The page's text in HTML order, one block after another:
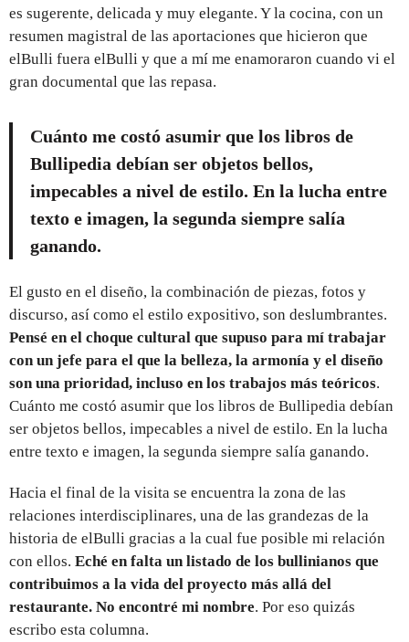
es sugerente, delicada y muy elegante. Y la cocina, con un
resumen magistral de las aportaciones que hicieron que
elBulli fuera elBulli y que a mí me enamoraron cuando vi el
gran documental que las repasa.
Cuánto me costó asumir que los libros de
Bullipedia debían ser objetos bellos,
impecables a nivel de estilo. En la lucha entre
texto e imagen, la segunda siempre salía
ganando.
El gusto en el diseño, la combinación de piezas, fotos y
discurso, así como el estilo expositivo, son deslumbrantes.
Pensé en el choque cultural que supuso para mí trabajar
con un jefe para el que la belleza, la armonía y el diseño
son una prioridad, incluso en los trabajos más teóricos.
Cuánto me costó asumir que los libros de Bullipedia debían
ser objetos bellos, impecables a nivel de estilo. En la lucha
entre texto e imagen, la segunda siempre salía ganando.
Hacia el final de la visita se encuentra la zona de las
relaciones interdisciplinares, una de las grandezas de la
historia de elBulli gracias a la cual fue posible mi relación
con ellos. Eché en falta un listado de los bullinianos que
contribuimos a la vida del proyecto más allá del
restaurante. No encontré mi nombre. Por eso quizás
escribo esta columna.